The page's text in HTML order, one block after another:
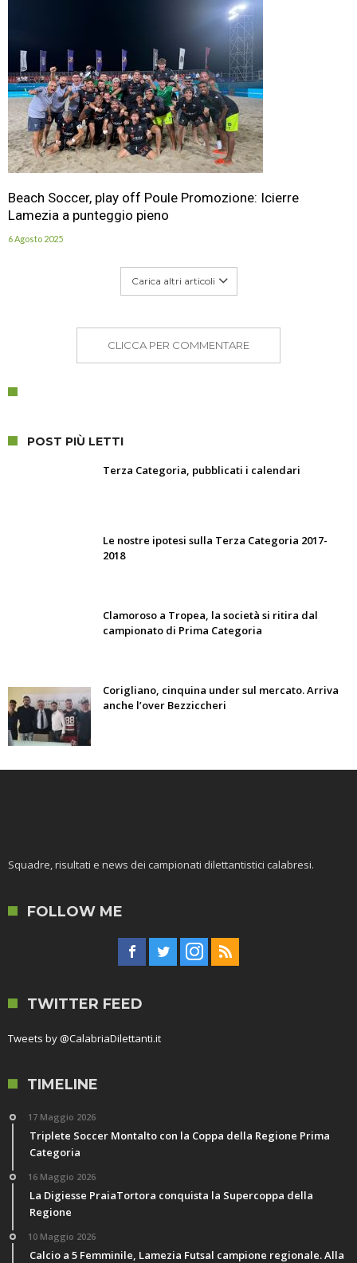
Beach Soccer, play off Poule Promozione: Icierre
Lamezia a punteggio pieno
6 Agosto 2025
Carica altri articoli
CLICCA PER COMMENTARE
POST PIÙ LETTI
Terza Categoria, pubblicati i calendari
Le nostre ipotesi sulla Terza Categoria 2017-
2018
Clamoroso a Tropea, la società si ritira dal
campionato di Prima Categoria
Corigliano, cinquina under sul mercato. Arriva
anche l’over Bezziccheri
Squadre, risultati e news dei campionati dilettantistici calabresi.
FOLLOW ME
TWITTER FEED
Tweets by @CalabriaDilettanti.it
TIMELINE
17 Maggio 2026
Triplete Soccer Montalto con la Coppa della Regione Prima
Categoria
16 Maggio 2026
La Digiesse PraiaTortora conquista la Supercoppa della
Regione
10 Maggio 2026
Calcio a 5 Femminile, Lamezia Futsal campione regionale. Alla